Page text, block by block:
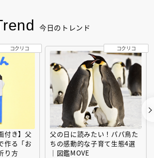
今日のトレンド
付き】父
作る「お
り方
コクリコ
父の日に読みたい！パパ鳥た
ちの感動的な子育て生態4選
｜図鑑MOVE
コクリコ